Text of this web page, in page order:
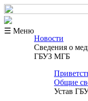
☰ Меню
Новости
Сведения о
ГБУЗ МГБ
Общие
Устав